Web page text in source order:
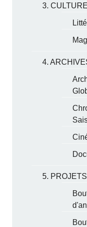
3.
4.
5.